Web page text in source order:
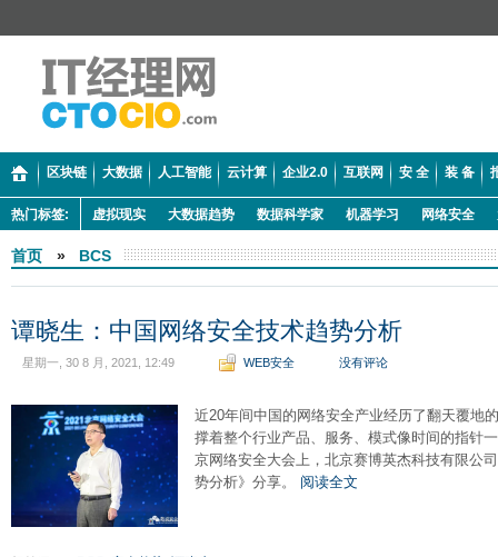
区块链 大数据 人工智能 云计算 企业2.0 互联网 安 全 装 备
热门标签: 虚拟现实 大数据趋势 数据科学家 机器学习 网络安全
首页 » BCS
谭晓生：中国网络安全技术趋势分析
星期一, 30 8 月, 2021, 12:49 WEB安全 没有评论
近20年间中国的网络安全产业经历了翻天覆地
撑着整个行业产品、服务、模式像时间的指针
京网络安全大会上，北京赛博英杰科技有限公
势分析》分享。 阅读全文